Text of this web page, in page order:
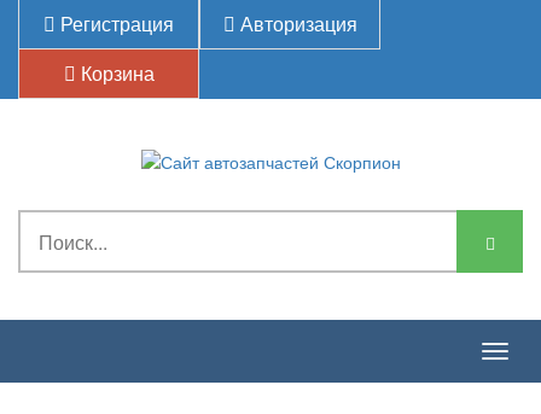
Регистрация
Авторизация
Корзина